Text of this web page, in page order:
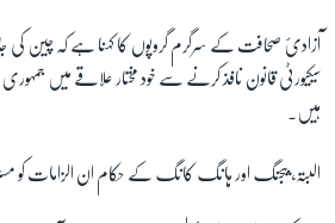
آزادیٔ صحافت کے سرگرم گروپوں کا کہنا ہے کہ چین
سیکیورٹی قانون نافذ کرنے سے خود مختار علاقے میں
ہیں۔
البتہ، بیجنگ اور ہانگ کانگ کے حکام ان الزامات کو